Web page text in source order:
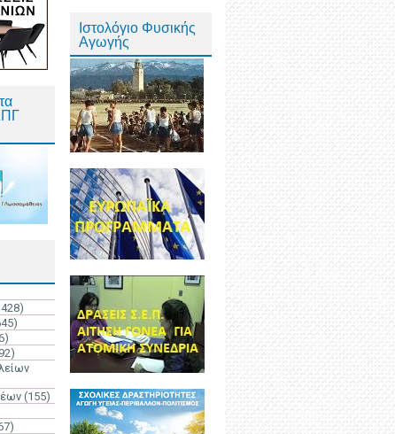
(155)
Ιστολόγιο Φυσικής
Αγωγής